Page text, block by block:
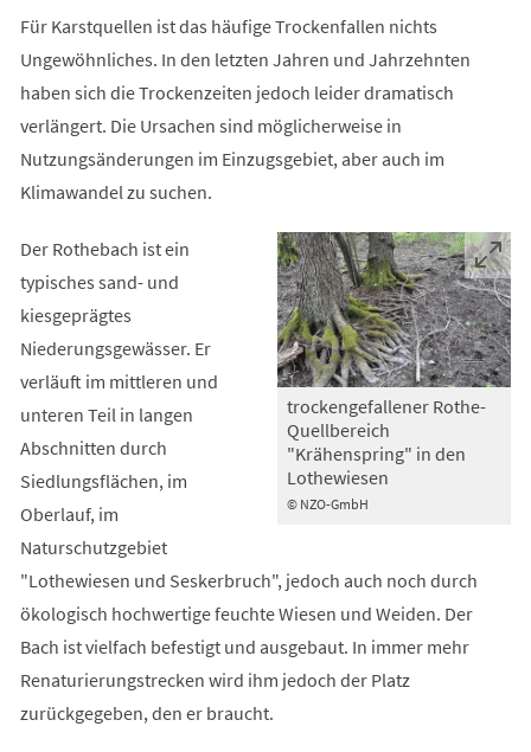
Für Karstquellen ist das häufige Trockenfallen nichts
Ungewöhnliches. In den letzten Jahren und Jahrzehnten
haben sich die Trockenzeiten jedoch leider dramatisch
verlängert. Die Ursachen sind möglicherweise in
Nutzungsänderungen im Einzugsgebiet, aber auch im
Klimawandel zu suchen.
© NZO-GmbH
trockengefallener Rothe-
Quellbereich
"Krähenspring" in den
Lothewiesen
Der Rothebach ist ein
typisches sand- und
kiesgeprägtes
Niederungsgewässer. Er
verläuft im mittleren und
unteren Teil in langen
Abschnitten durch
Siedlungsflächen, im
Oberlauf, im
Naturschutzgebiet
"Lothewiesen und Seskerbruch", jedoch auch noch durch
ökologisch hochwertige feuchte Wiesen und Weiden. Der
Bach ist vielfach befestigt und ausgebaut. In immer mehr
Renaturierungstrecken wird ihm jedoch der Platz
zurückgegeben, den er braucht.